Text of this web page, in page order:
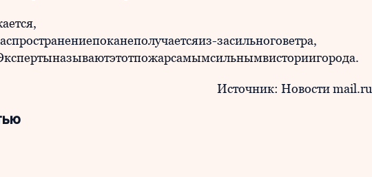
засильноговетра,
Источник: Новости mail.ru